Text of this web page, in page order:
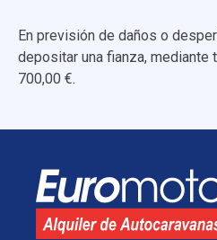
En previsión de daños o
depositar una fianza, mediante
700,00 €.